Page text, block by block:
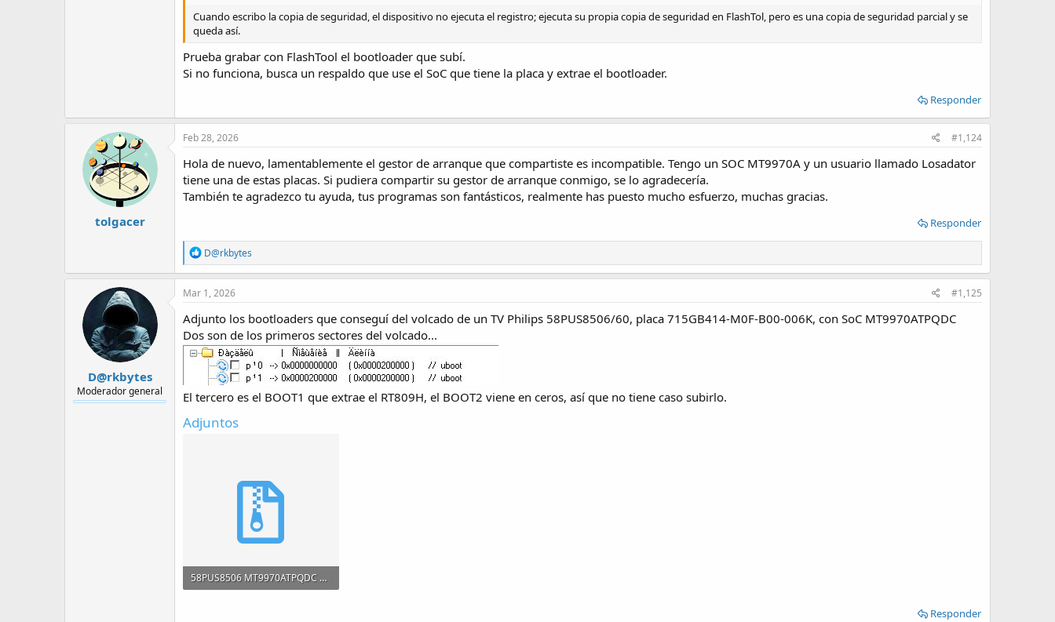
Cuando escribo la copia de seguridad, el dispositivo no ejecuta el registro; ejecuta su propia copia de seguridad en FlashTol, pero es una copia de seguridad parcial y se
queda así.
Prueba grabar con FlashTool el bootloader que subí.
Si no funciona, busca un respaldo que use el SoC que tiene la placa y extrae el bootloader.
Responder
tolgacer
Feb 28, 2026 #1,124
Hola de nuevo, lamentablemente el gestor de arranque que compartiste es incompatible. Tengo un SOC MT9970A y un usuario llamado Losadator
tiene una de estas placas. Si pudiera compartir su gestor de arranque conmigo, se lo agradecería.
También te agradezco tu ayuda, tus programas son fantásticos, realmente has puesto mucho esfuerzo, muchas gracias.
Responder
R
e
a
c
o
n
s
D@rkbytes
D@rkbytes
Moderador general
Mar 1, 2026 #1,125
Adjunto los bootloaders que conseguí del volcado de un TV Philips 58PUS8506/60, placa 715GB414-M0F-B00-006K, con SoC MT9970ATPQDC
Dos son de los primeros sectores del volcado...
El tercero es el BOOT1 que extrae el RT809H, el BOOT2 viene en ceros, así que no tiene caso subirlo.
Adjuntos
58PUS8506 MT9970ATPQDC Bootloaders.rar
Responder